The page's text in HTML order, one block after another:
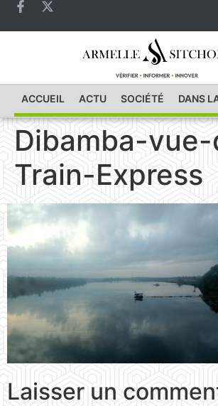
ACCUEIL ACTU SOCIÉTÉ DANS
Dibamba-
Train-Express
Laisser un